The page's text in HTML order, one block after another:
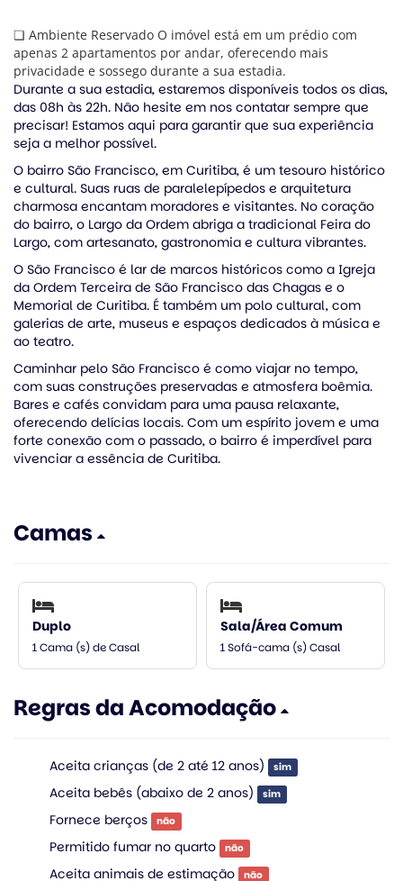
❏ Ambiente Reservado O imóvel está em um prédio com
apenas 2 apartamentos por andar, oferecendo mais
privacidade e sossego durante a sua estadia.
Durante a sua estadia, estaremos disponíveis todos os dias,
das 08h às 22h. Não hesite em nos contatar sempre que
precisar! Estamos aqui para garantir que sua experiência
seja a melhor possível.
O bairro São Francisco, em Curitiba, é um tesouro histórico
e cultural. Suas ruas de paralelepípedos e arquitetura
charmosa encantam moradores e visitantes. No coração
do bairro, o Largo da Ordem abriga a tradicional Feira do
Largo, com artesanato, gastronomia e cultura vibrantes.
O São Francisco é lar de marcos históricos como a Igreja
da Ordem Terceira de São Francisco das Chagas e o
Memorial de Curitiba. É também um polo cultural, com
galerias de arte, museus e espaços dedicados à música e
ao teatro.
Caminhar pelo São Francisco é como viajar no tempo,
com suas construções preservadas e atmosfera boêmia.
Bares e cafés convidam para uma pausa relaxante,
oferecendo delícias locais. Com um espírito jovem e uma
forte conexão com o passado, o bairro é imperdível para
vivenciar a essência de Curitiba.
Camas
Duplo
1 Cama (s) de Casal
Sala/Área Comum
1 Sofá-cama (s) Casal
Regras da Acomodação
Aceita crianças (de 2 até 12 anos) sim
Aceita bebês (abaixo de 2 anos) sim
Fornece berços não
Permitido fumar no quarto não
Aceita animais de estimação não